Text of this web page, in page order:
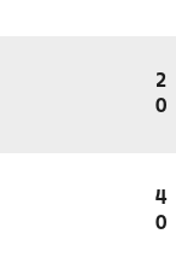
2
0
4
0